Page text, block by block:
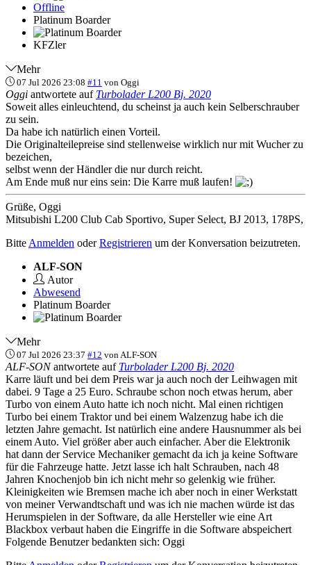
Offline
Platinum Boarder
KFZler
Mehr
07 Jul 2026 23:08 #11 von Oggi
Oggi antwortete auf Turbolader L200 Bj. 2020
Soweit alles einleuchtend, du scheinst ja auch kein Selberschrauber
zu sein.
Da habe ich natürlich einen Vorteil.
Die Originalteilepreise sind stellenweise wirklich nur mit Wucher zu
bezeichen,
selbst wenn der Händler die nur durch reicht.
Am Ende muß nur eins sein: Die Karre muß laufen!
Grüße, Oggi
Mitsubishi L200 Club Cab Sportivo, Super Select, BJ 2013, 178PS,
Bitte Anmelden oderRegistrieren um der Konversation beizutreten.
ALF-SON
Autor
Abwesend
Platinum Boarder
Mehr
07 Jul 2026 23:37 #12 von ALF-SON
ALF-SONantwortete auf Turbolader L200 Bj. 2020
Karre läuft und bei dem Preis war ja auch noch der Leihwagen mit
dabei. 9 Tage a 25 Euro. Schraube schon noch etwas herum, aber
Turbo von einem Auto hatte ich noch nicht. Mal einen richtigen
Turbo bei einem Traktor und bei einem Walzenzug habe ich die
letzten Jahre gemacht. Ist natürlich eine andere Hausnummer als bei
einem Auto. Viel größer aber auch einfacher. Aber die Elektronik
hat dann der Service Mechaniker gemacht da ich ja keine Software
für die Fahrzeuge hatte. Jetzt lasse ich halt Schrauben, nach 48
Jahren Knochenjob bin ich nicht mehr so gelenkig wie früher.
Kleinigkeiten wie Bremsen mache ich aber noch in einer Werkstatt
von meiner Verwandtschaft und was ich nie machen würde ist das
Herumspielen in der Software, da alle Hersteller wie eine Art
Blackbox verbaut haben die Eingriffe in die Software abspeichert
Folgende Benutzer bedankten sich: Oggi